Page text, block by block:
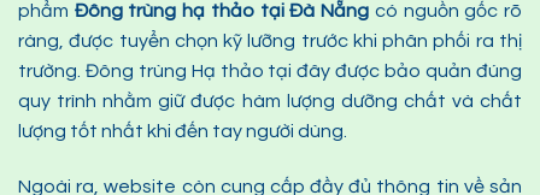
phẩm Đông trùng hạ thảotại Đà Nẵng có nguồn gốc rõ
ràng, được tuyển chọn kỹ lưỡng trước khi phân phối ra thị
trường. Đông trùng Hạ thảo tại đây được bảo quản đúng
quy trình nhằm giữ được hàm lượng dưỡng chất và chất
lượng tốt nhất khi đến tay người dùng.
Ngoài ra, website còn cung cấp đầy đủ thông tin về sản